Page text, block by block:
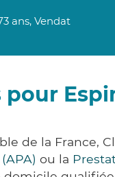
ans, Vendat
de la France,
ou la